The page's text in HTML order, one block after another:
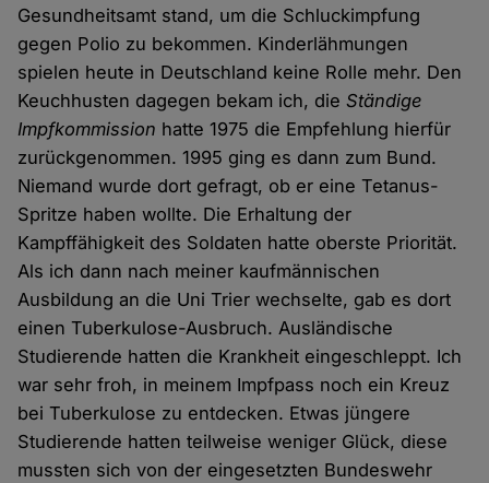
Gesundheitsamt stand, um die Schluckimpfung
gegen Polio zu bekommen. Kinderlähmungen
spielen heute in Deutschland keine Rolle mehr. Den
Keuchhusten dagegen bekam ich, dieStändige
Impfkommission hatte 1975 die Empfehlung hierfür
zurückgenommen. 1995 ging es dann zum Bund.
Niemand wurde dort gefragt, ob er eine Tetanus-
Spritze haben wollte. Die Erhaltung der
Kampffähigkeit des Soldaten hatte oberste Priorität.
Als ich dann nach meiner kaufmännischen
Ausbildung an die Uni Trier wechselte, gab es dort
einen Tuberkulose-Ausbruch. Ausländische
Studierende hatten die Krankheit eingeschleppt. Ich
war sehr froh, in meinem Impfpass noch ein Kreuz
bei Tuberkulose zu entdecken. Etwas jüngere
Studierende hatten teilweise weniger Glück, diese
mussten sich von der eingesetzten Bundeswehr